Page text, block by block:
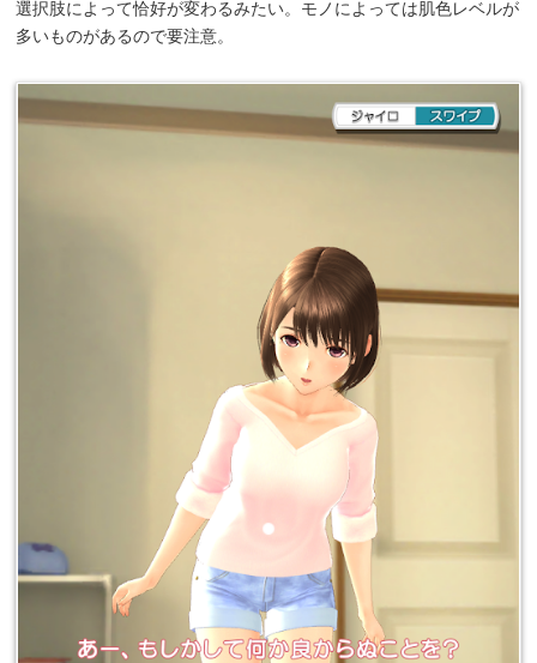
選択肢によって恰好が変わるみたい。モノによっては肌色レベルが
多いものがあるので要注意。